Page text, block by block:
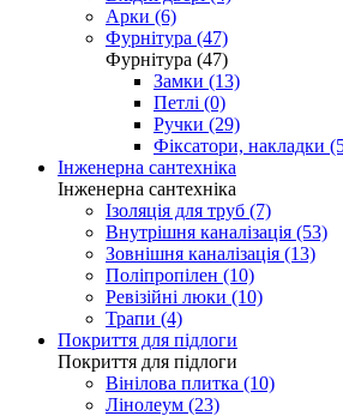
Арки (6)
Фурнітура (47)
Фурнітура (47)
Замки (13)
Петлі (0)
Ручки (29)
Фіксатори, накладки
Інженерна сантехніка
Інженерна сантехніка
Ізоляція для труб (7)
Внутрішня каналізація (53)
Зовнішня каналізація (13)
Поліпропілен (10)
Ревізійні люки (10)
Трапи (4)
Покриття для підлоги
Покриття для підлоги
Вінілова плитка (10)
Лінолеум (23)